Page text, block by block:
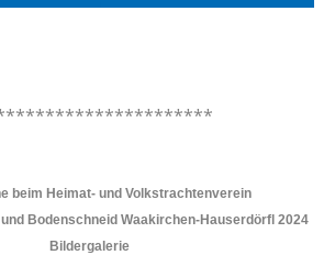
beim Heimat- und Volkstrachtenverein
Bodenschneid Waakirchen-Hauserdörfl 2024
Bildergalerie